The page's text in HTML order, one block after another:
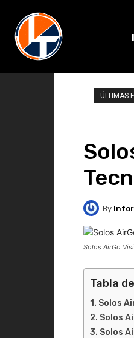
ÚLTIMAS
By
Solos AirGo
Tabla
Solos
Solos
Solos